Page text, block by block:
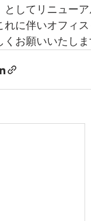
としてリニューア
れに伴いオフィ
くお願いいたしま